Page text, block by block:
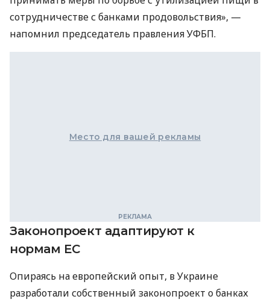
сотрудничестве с банками продовольствия», —
напомнил председатель правления УФБП.
Место для вашей рекламы
Законопроект адаптируют к
нормам ЕС
Опираясь на европейский опыт, в Украине
разработали собственный законопроект о банках